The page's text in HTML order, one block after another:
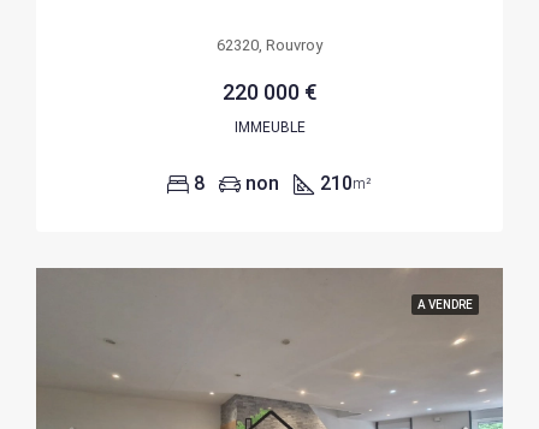
62320, Rouvroy
220 000 €
IMMEUBLE
8 non 210m²
A VENDRE